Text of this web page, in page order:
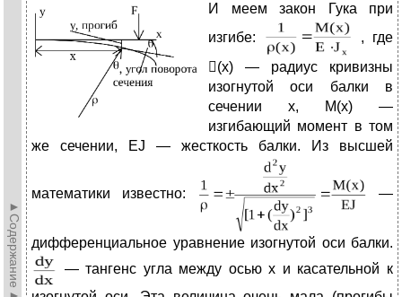
►Содержание►
И
меем закон Гука при
изгибе:
, где
(х) — радиус кривизны
изогнутой оси балки в
сечении х, М(х) —
изгибающий момент в том
же сечении, EJ — жесткость балки. Из высшей
математики известно: —
дифференциальное уравнение изогнутой оси балки.
— тангенс угла между осью х и касательной к